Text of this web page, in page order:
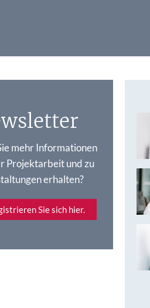
mehr Informationen
Projektarbeit und zu
erhalten?
Sie sich hier.